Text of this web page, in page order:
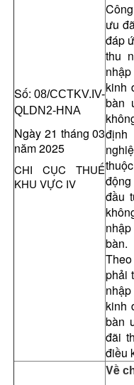
Số:08/CCTKV.IV-
QLDN2-HNA
Ngày 21 tháng 03
năm 2025
CHI CỤC THUẾ
KHU VỰC IV
ưu
đáp
thu
kinh
bàn
định
đầu
bàn.
phải
kinh
bàn
đãi
điều
Về